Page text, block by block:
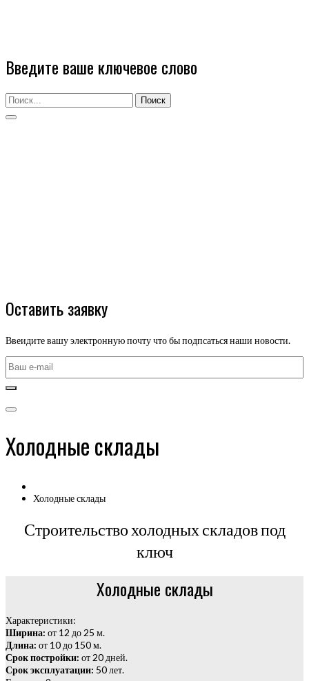
Введите ваше ключевое слово
Поиск
Оставить заявку
Ввеидите вашу электронную почту что бы подпсаться наши новости.
Холодные склады
Холодные склады
Строительство холодных складов под
ключ
Холодные склады
Характеристики:
Ширина: от 12 до 25 м.
Длина: от 10 до 150 м.
Срок постройки: от 20 дней.
Срок эксплуатации: 50 лет.